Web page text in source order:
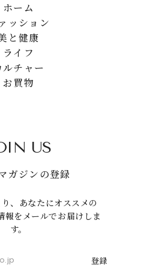
ホーム
ッション
と健康
ライフ
ルチャー
お買物
US
ガジンの登録
、あなたにオススメの
報をメールでお届けしま
す。
登録